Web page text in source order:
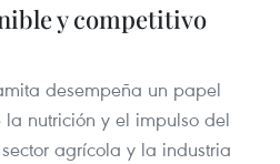
y competitivo
desempeña un papel
nutrición y el impulso del
agrícola y la industria